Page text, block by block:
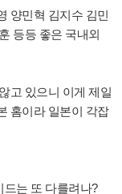
양민혁 김지수 김민
등등 좋은 국내외
고 있으니 이게 제일
홈이라 일본이 각잡
는 또 다를려나?